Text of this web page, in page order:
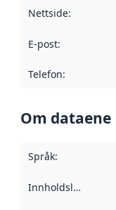
Nettside:
E-post:
Telefon:
Om dataene
Språk:
Innholdsleverandører